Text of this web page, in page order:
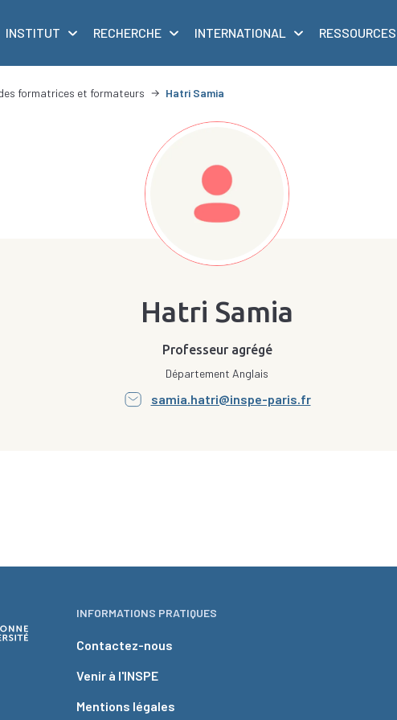
INSTITUT RECHERCHE INTERNATIONAL RESSOURCES
formatrices et formateurs Hatri Samia
Hatri Samia
Professeur agrégé
Département Anglais
samia.hatri@inspe-paris.fr
INFORMATIONS PRATIQUES
Contactez-nous
Venir à l'INSPE
Mentions légales